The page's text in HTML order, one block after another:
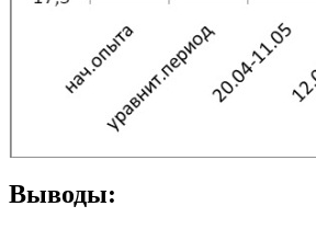
Выводы: